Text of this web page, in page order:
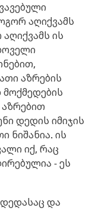
აღიქვამს
ის
აზრების
აზრებით
დედის იმიჯის
ნიშანია. ის
იქ, რაც
- ეს
და